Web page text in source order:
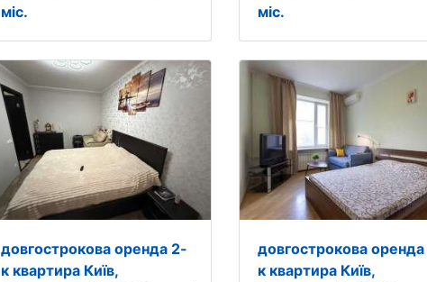
міс.
міс.
довгострокова оренда 2-
к квартира Київ,
довгострокова
к квартира Київ,